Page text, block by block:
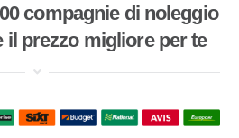
compagnie di noleggio
il prezzo migliore per te